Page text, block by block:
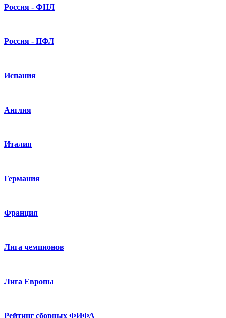
Россия - ФНЛ
Россия - ПФЛ
Испания
Англия
Италия
Германия
Франция
Лига чемпионов
Лига Европы
Рейтинг сборных ФИФА